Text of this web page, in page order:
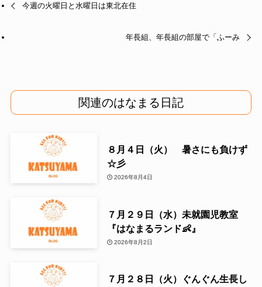
今週の火曜日と水曜日は東北在住
年長組、年長組の部屋で「ふーみ
関連のはなまる日記
８月４日（火） 暑さにも負けず
☆彡
2026年8月4日
７月２９日（水）未就園児教室
『はなまるランド👶』
2026年8月2日
７月２８日（火）ぐんぐん生長し